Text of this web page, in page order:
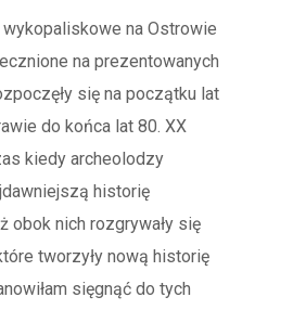
wykopaliskowe na Ostrowie
na prezentowanych
się na początku lat
do końca lat 80. XX
kiedy archeolodzy
historię
obok nich rozgrywały się
tworzyły nową historię
sięgnąć do tych